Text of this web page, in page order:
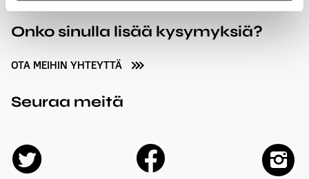
Onko sinulla lisää kysymyksiä?
OTA MEIHIN YHTEYTTÄ
Seuraa meitä
twitter facebook